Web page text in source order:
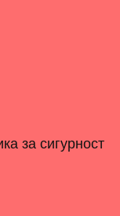
за сигурност